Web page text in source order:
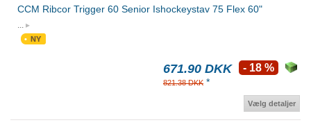
CCM Ribcor Trigger 60 Senior Ishockeystav 75 Flex 60"
...
NY
671.90 DKK
821.38 DKK *
- 18 %
Vælg detaljer